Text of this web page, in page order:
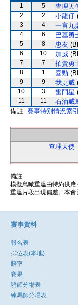
1 5 查理天
2 2 小龍仔
3 4 一言九
4 6 巴基勇
5 8 忠友
6 10 加威
7 7 拍賣勇
8 1 喜勁
9 9 我更威
10 3 奮鬥星
11 11 石油威
備註: 賽事特別情況索引
查理天使
備註
模擬鳥瞰重溫由特約供
重溫片段出現偏差。本
賽事資料
報名表
排位表(本地)
賠率
賽果
騎師分場表
練馬師分場表